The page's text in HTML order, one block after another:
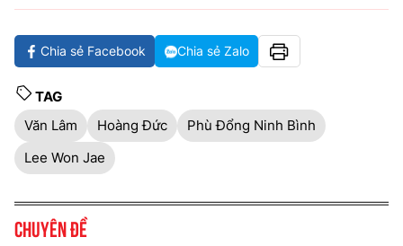
Chia sẻ Facebook Chia sẻ Zalo
TAG
Văn Lâm
Hoàng Đức
Phù Đổng Ninh Bình
Lee Won Jae
Chuyên đề